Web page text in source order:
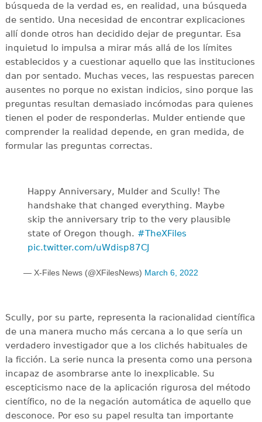
búsqueda de la verdad es, en realidad, una búsqueda
de sentido. Una necesidad de encontrar explicaciones
allí donde otros han decidido dejar de preguntar. Esa
inquietud lo impulsa a mirar más allá de los límites
establecidos y a cuestionar aquello que las instituciones
dan por sentado. Muchas veces, las respuestas parecen
ausentes no porque no existan indicios, sino porque las
preguntas resultan demasiado incómodas para quienes
tienen el poder de responderlas. Mulder entiende que
comprender la realidad depende, en gran medida, de
formular las preguntas correctas.
Happy Anniversary, Mulder and Scully! The
handshake that changed everything. Maybe
skip the anniversary trip to the very plausible
state of Oregon though. #TheXFiles
pic.twitter.com/uWdisp87CJ
— X-Files News (@XFilesNews) March 6, 2022
Scully, por su parte, representa la racionalidad científica
de una manera mucho más cercana a lo que sería un
verdadero investigador que a los clichés habituales de
la ficción. La serie nunca la presenta como una persona
incapaz de asombrarse ante lo inexplicable. Su
escepticismo nace de la aplicación rigurosa del método
científico, no de la negación automática de aquello que
desconoce. Por eso su papel resulta tan importante